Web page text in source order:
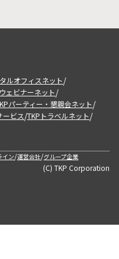
ルオフィスネット/
ェビナーネット/
パーティー・懇親会ネット/
ービス/TKPトラベルネット/
イン/運営会社/グループ企業
(C) TKP Corporation